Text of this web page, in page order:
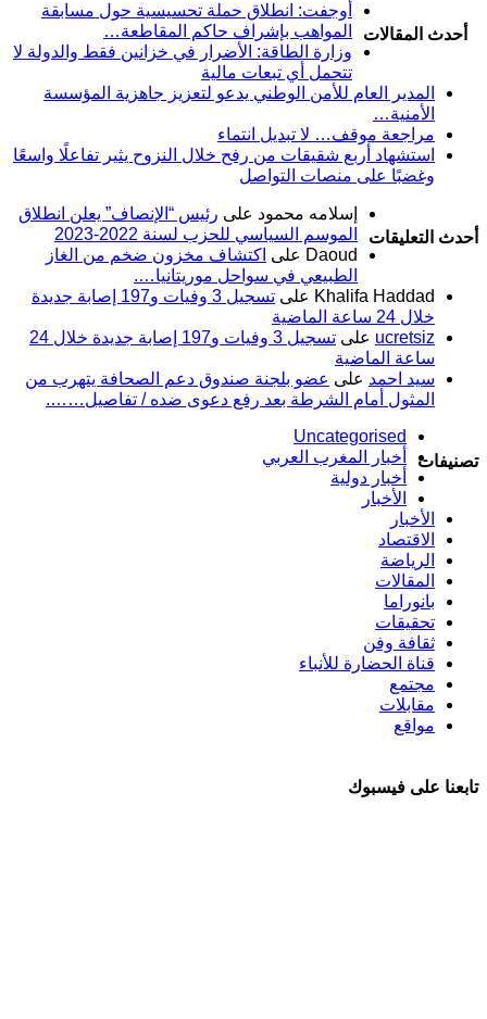
أحدث المقالات
أوجفت: انطلاق حملة تحسيسية حول مسابقة
المواهب بإشراف حاكم المقاطعة…
وزارة الطاقة: الأضرار في خزانين فقط والدولة لا
تتحمل أي تبعات مالية
المدير العام للأمن الوطني يدعو لتعزيز جاهزية المؤسسة
الأمنية…
مراجعة موقف… لا تبديل انتماء
استشهاد أربع شقيقات من رفح خلال النزوح يثير تفاعلًا واسعًا
وغضبًا على منصات التواصل
أحدث التعليقات
إسلامه محمود على رئيس “الإنصاف” يعلن انطلاق
الموسم السياسي للحزب لسنة 2022-2023
Daoud على اكتشاف مخزون ضخم من الغاز
الطبيعي في سواحل موريتانيا….
Khalifa Haddad على
تسجيل 3 وفيات و197 إصابة جديدة
خلال 24 ساعة الماضية
ucretsiz على
تسجيل 3 وفيات و197 إصابة جديدة خلال 24
ساعة الماضية
سيد احمد على عضو بلجنة صندوق دعم الصحافة يتهرب من
المثول أمام الشرطة بعد رفع دعوى ضده / تفاصيل…….
تصنيفات
Uncategorised
أخبار المغرب العربي
أخبار دولية
الأخبار
الأخبار
الاقتصاد
الرياضة
المقالات
بانوراما
تحقيقات
ثقافة وفن
قناة الحضارة للأنباء
مجتمع
مقابلات
مواقع
تابعنا على فيسبوك